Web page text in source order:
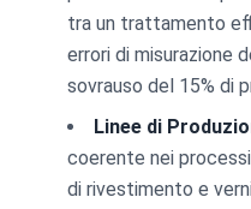
tra un trattamento
errori di misurazione
sovrauso del 15% di
Linee di
coerente nei
di rivestimento e